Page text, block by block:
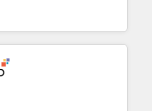
their position in the fields of
content, strategy and
technology end of HubSpot,
and designers work side by
specific demands of every client